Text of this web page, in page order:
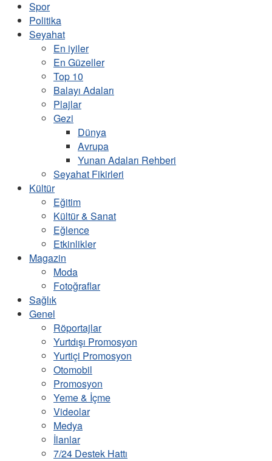
Spor
Politika
Seyahat
En iyiler
En Güzeller
Top 10
Balayı Adaları
Plajlar
Gezi
Dünya
Avrupa
Yunan Adaları Rehberi
Seyahat Fikirleri
Kültür
Eğitim
Kültür & Sanat
Eğlence
Etkinlikler
Magazin
Moda
Fotoğraflar
Sağlık
Genel
Röportajlar
Yurtdışı Promosyon
Yurtiçi Promosyon
Otomobil
Promosyon
Yeme & İçme
Videolar
Medya
İlanlar
7/24 Destek Hattı